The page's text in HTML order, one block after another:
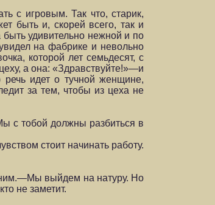
с игровым. Так что, старик,
быть и, скорей всего, так и
удивительно нежной и по
на фабрике и невольно
которой лет семьдесят, с
а она: «Здравствуйте!»—и
идет о тучной женщине,
за тем, чтобы из цеха не
с тобой должны разбиться в
стоит начинать работу.
выйдем на натуру. Но
не заметит.